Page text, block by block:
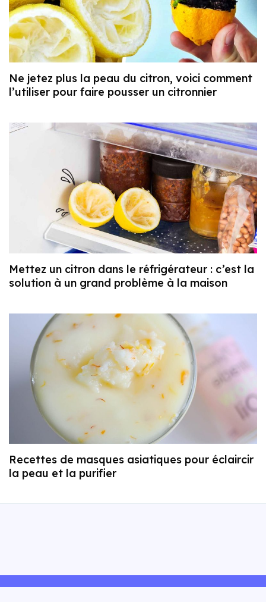
Ne jetez plus la peau du citron, voici comment
l’utiliser pour faire pousser un citronnier
Mettez un citron dans le réfrigérateur : c’est la
solution à un grand problème à la maison
Recettes de masques asiatiques pour éclaircir
la peau et la purifier